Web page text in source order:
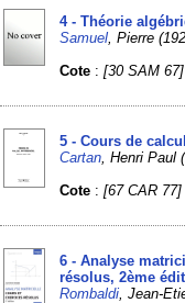
4 - Théorie
Samuel , Pierre
Cote :[30 SAM 67]
5 - Cours de
Cartan , Henri Paul
Cote :[67 CAR 77]
6 - Analyse
résolus, 2ème
Rombaldi , Jean-